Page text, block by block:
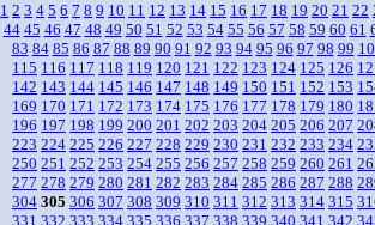
1 2 3 4 5 6 7 8 9 10 11 12 13 14 15 16 17 18 19 20 21 22
44 45 46 47 48 49 50 51 52 53 54 55 56 57 58 59 60 61
83 84 85 86 87 88 89 90 91 92 93 94 95 96 97 98 99
115 116 117 118 119 120 121 122 123 124 125 126
142 143 144 145 146 147 148 149 150 151 152 153
169 170 171 172 173 174 175 176 177 178 179 180
196 197 198 199 200 201 202 203 204 205 206 207
223 224 225 226 227 228 229 230 231 232 233 234
250 251 252 253 254 255 256 257 258 259 260 261
277 278 279 280 281 282 283 284 285 286 287 288
304 305 306 307 308 309 310 311 312 313 314 315
331 332 333 334 335 336 337 338 339 340 341 342